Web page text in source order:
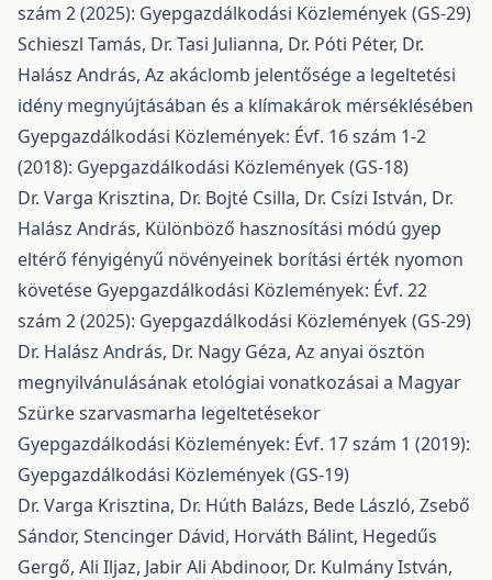
szám 2 (2025): Gyepgazdálkodási Közlemények (GS-29)
Schieszl Tamás, Dr. Tasi Julianna, Dr. Póti Péter, Dr.
Halász András, Az akáclomb jelentősége a legeltetési
idény megnyújtásában és a klímakárok mérséklésében
Gyepgazdálkodási Közlemények: Évf. 16 szám 1-2
(2018): Gyepgazdálkodási Közlemények (GS-18)
Dr. Varga Krisztina, Dr. Bojté Csilla, Dr. Csízi István, Dr.
Halász András, Különböző hasznosítási módú gyep
eltérő fényigényű növényeinek borítási érték nyomon
követése Gyepgazdálkodási Közlemények: Évf. 22
szám 2 (2025): Gyepgazdálkodási Közlemények (GS-29)
Dr. Halász András, Dr. Nagy Géza, Az anyai ösztön
megnyilvánulásának etológiai vonatkozásai a Magyar
Szürke szarvasmarha legeltetésekor
Gyepgazdálkodási Közlemények: Évf. 17 szám 1 (2019):
Gyepgazdálkodási Közlemények (GS-19)
Dr. Varga Krisztina, Dr. Húth Balázs, Bede László, Zsebő
Sándor, Stencinger Dávid, Horváth Bálint, Hegedűs
Gergő, Ali Iljaz, Jabir Ali Abdinoor, Dr. Kulmány István,